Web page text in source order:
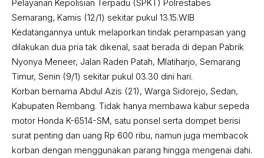
Pelayanan Kepolisian Terpadu (SPKT) Polrestabes
Semarang, Kamis (12/1) sekitar pukul 13.15.WIB
Kedatangannya untuk melaporkan tindak perampasan yang
dilakukan dua pria tak dikenal, saat berada di depan Pabrik
Nyonya Meneer, Jalan Raden Patah, Mlatiharjo, Semarang
Timur, Senin (9/1) sekitar pukul 03.30 dini hari.
Korban bernama Abdul Azis (21), Warga Sidorejo, Sedan,
Kabupaten Rembang. Tidak hanya membawa kabur sepeda
motor Honda K-6514-SM, satu ponsel serta dompet berisi
surat penting dan uang Rp 600 ribu, namun juga membacok
korban dengan menggunakan parang hingga mengenai dahi.